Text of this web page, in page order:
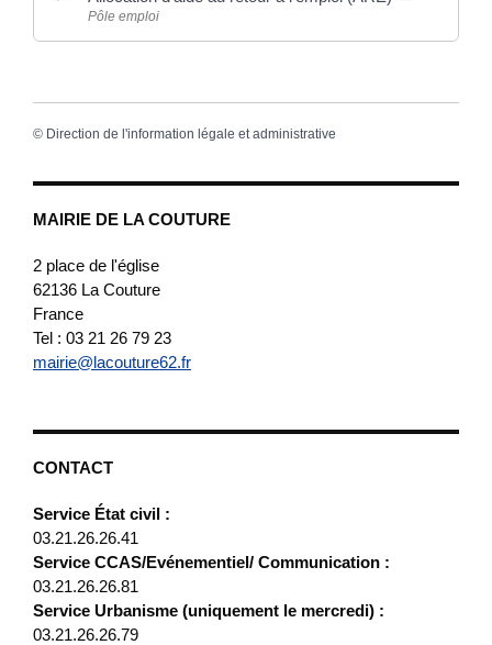
MAIRIE DE LA COUTURE
2 place de l'église
62136 La Couture
France
Tel : 03 21 26 79 23
mairie@lacouture62.fr
CONTACT
Service État civil :
03.21.26.26.41
Service CCAS/Evénementiel/ Communication :
03.21.26.26.81
Service Urbanisme (uniquement le mercredi) :
03.21.26.26.79
Pôle emploi
© Direction de l'information légale et administrative